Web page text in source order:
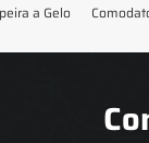
a Gelo